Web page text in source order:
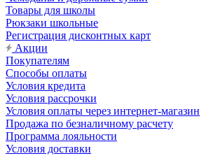
Товары для школы
Рюкзаки школьные
Регистрация дисконтных карт
Акции
Покупателям
Способы оплаты
Условия кредита
Условия рассрочки
Условия оплаты через интернет-магазин
Продажа по безналичному расчету
Программа лояльности
Условия доставки